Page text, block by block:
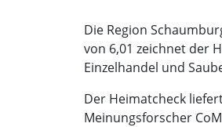
Die Region
von 6,01 zeichnet der
Einzelhandel und
Der Heimatcheck
Meinungsforscher